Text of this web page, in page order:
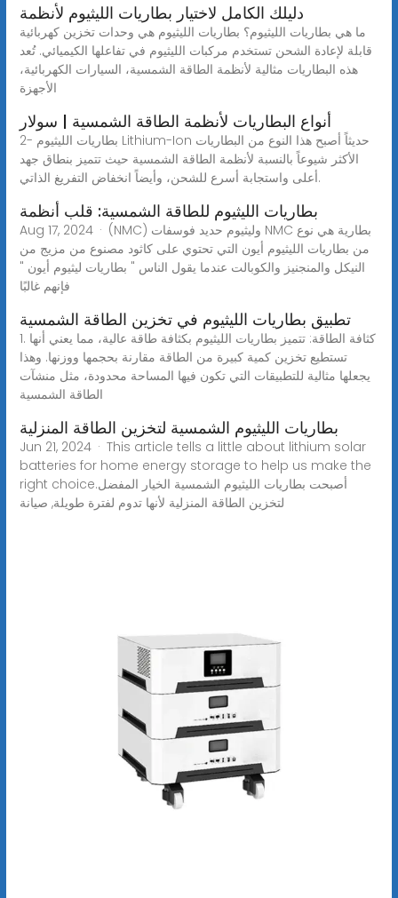
دليلك الكامل لاختيار بطاريات الليثيوم لأنظمة
ما هي بطاريات الليثيوم؟ بطاريات الليثيوم هي وحدات تخزين كهربائية
قابلة لإعادة الشحن تستخدم مركبات الليثيوم في تفاعلها الكيميائي. تُعد
هذه البطاريات مثالية لأنظمة الطاقة الشمسية، السيارات الكهربائية،
الأجهزة
أنواع البطاريات لأنظمة الطاقة الشمسية | سولار
2- بطاريات الليثيوم Lithium-Ion حديثاً أصبح هذا النوع من البطاريات
الأكثر شيوعاً بالنسبة لأنظمة الطاقة الشمسية حيث تتميز بنطاق جهد
أعلى واستجابة أسرع للشحن، وأيضاً انخفاض التفريغ الذاتي.
بطاريات الليثيوم للطاقة الشمسية: قلب أنظمة
Aug 17, 2024 · (NMC) وليثيوم حديد فوسفات NMC بطارية هي نوع
من بطاريات الليثيوم أيون التي تحتوي على كاثود مصنوع من مزيج من
النيكل والمنجنيز والكوبالت عندما يقول الناس " بطاريات ليثيوم أيون "
فإنهم غالبًا
تطبيق بطاريات الليثيوم في تخزين الطاقة الشمسية
1. كثافة الطاقة: تتميز بطاريات الليثيوم بكثافة طاقة عالية، مما يعني أنها
تستطيع تخزين كمية كبيرة من الطاقة مقارنة بحجمها ووزنها. وهذا
يجعلها مثالية للتطبيقات التي تكون فيها المساحة محدودة، مثل منشآت
الطاقة الشمسية
بطاريات الليثيوم الشمسية لتخزين الطاقة المنزلية
Jun 21, 2024 · This article tells a little about lithium solar
batteries for home energy storage to help us make the
right choice.أصبحت بطاريات الليثيوم الشمسية الخيار المفضل
لتخزين الطاقة المنزلية لأنها تدوم لفترة طويلة, صيانة